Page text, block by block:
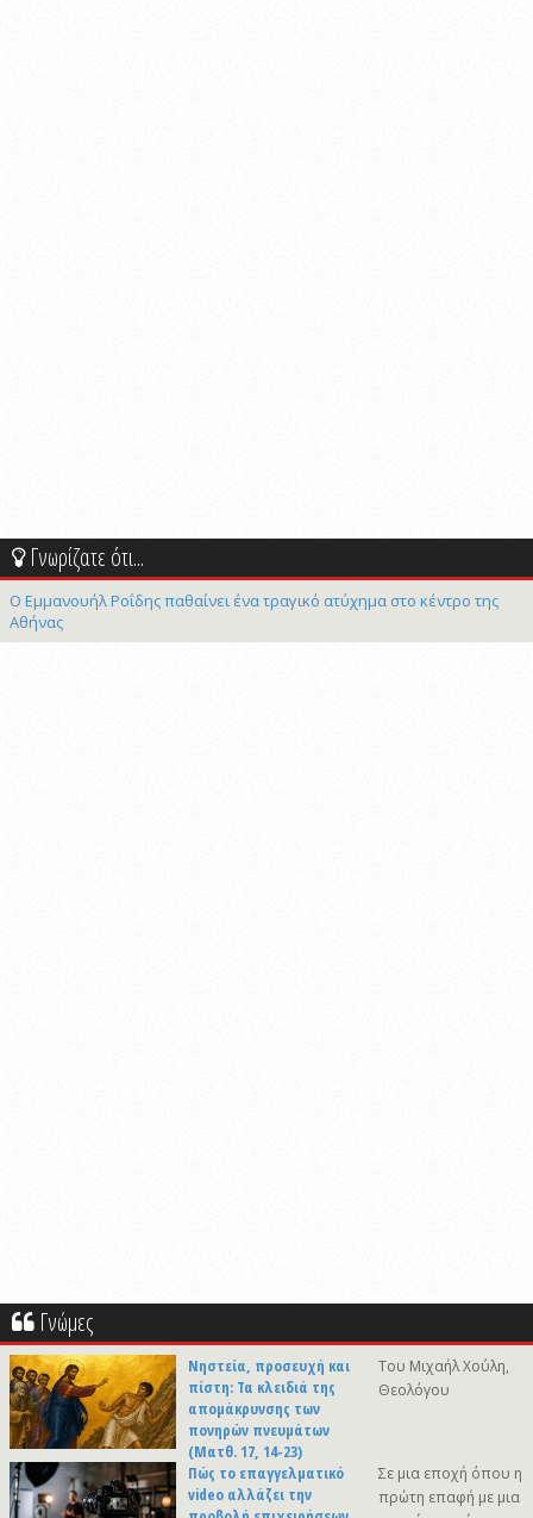
Γνωρίζατε ότι...
Ο Εμμανουήλ Ροΐδης παθαίνει ένα τραγικό ατύχημα στο κέντρο της
Αθήνας
Γνώμες
Νηστεία, προσευχή και
πίστη: Τα κλειδιά της
απομάκρυνσης των
πονηρών πνευμάτων
(Ματθ. 17, 14-23)
Του Μιχαήλ Χούλη,
Θεολόγου
Πώς το επαγγελματικό
video αλλάζει την
Σε μια εποχή όπου η
πρώτη επαφή με μια